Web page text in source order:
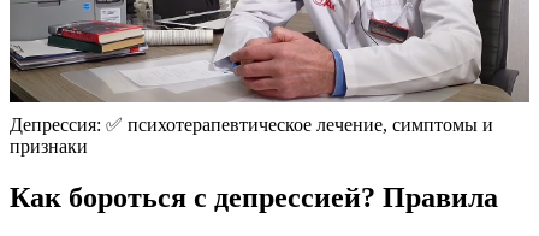
Депрессия: ✅ психотерапевтическое лечение, симптомы и
признаки
Как бороться с депрессией? Правила